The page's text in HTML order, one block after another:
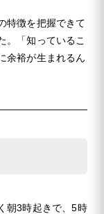
特徴を把握できて
。「知っているこ
余裕が生まれるん
朝3時起きで、5時